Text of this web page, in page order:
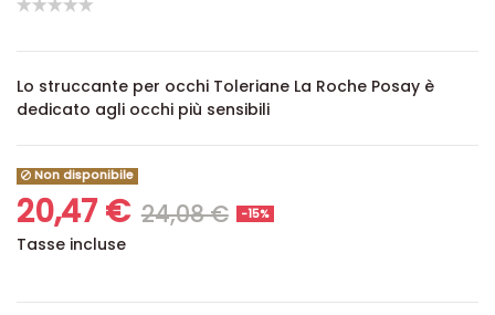
Lo struccante per occhi Toleriane La Roche Posay è
dedicato agli occhi più sensibili
Non disponibile
20,47 € 24,08 € -15%
Tasse incluse